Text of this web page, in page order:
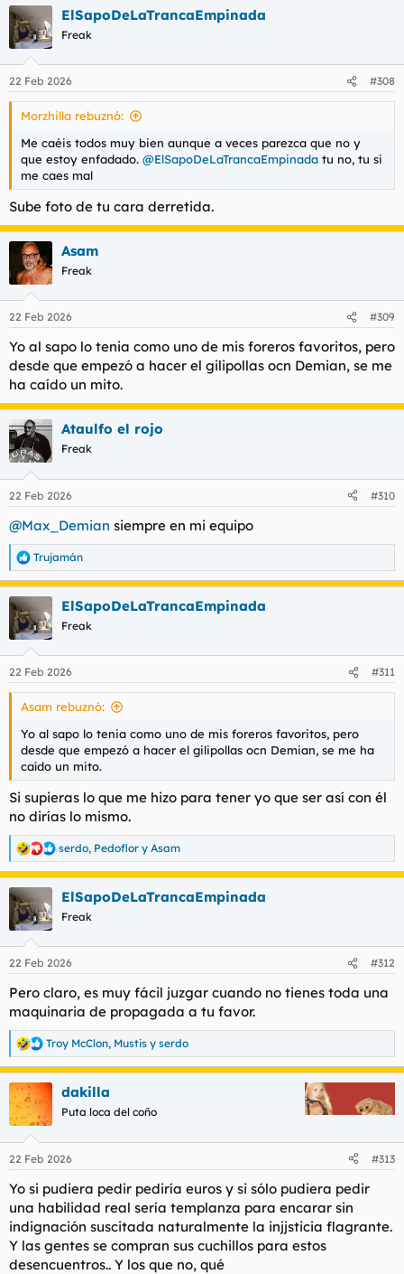
c
c
i
e
s
ElSapoDeLaTrancaEmpinada
Freak
22 Feb 2026 #308
Morzhilla rebuznó:
Me caéis todos muy bien aunque a veces parezca que no y
que estoy enfadado. @ElSapoDeLaTrancaEmpinada tu no, tu si
me caes mal
Sube foto de tu cara derretida.
Asam
Freak
22 Feb 2026 #309
Yo al sapo lo tenia como uno de mis foreros favoritos, pero
desde que empezó a hacer el gilipollas ocn Demian, se me
ha caído un mito.
Ataulfo el rojo
Freak
22 Feb 2026 #310
@Max_Demian siempre en mi equipo
R
e
a
c
c
i
e
s
Trujamán
ElSapoDeLaTrancaEmpinada
Freak
22 Feb 2026 #311
Asam rebuznó:
Yo al sapo lo tenia como uno de mis foreros favoritos, pero
desde que empezó a hacer el gilipollas ocn Demian, se me ha
caído un mito.
Si supieras lo que me hizo para tener yo que ser así con él
no dirías lo mismo.
R
e
a
c
c
i
e
:
serdo, Pedoflor y Asam
ElSapoDeLaTrancaEmpinada
Freak
22 Feb 2026 #312
Pero claro, es muy fácil juzgar cuando no tienes toda una
maquinaria de propagada a tu favor.
R
e
c
c
i
e
:
Troy McClon, Mustis y serdo
dakilla
Puta loca del coño
22 Feb 2026 #313
Yo si pudiera pedir pediría euros y si sólo pudiera pedir
una habilidad real sería templanza para encarar sin
indignación suscitada naturalmente la injjsticia flagrante.
Y las gentes se compran sus cuchillos para estos
desencuentros.. Y los que no, qué